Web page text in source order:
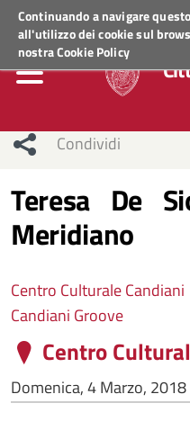
Continuando a navigare
all'utilizzo dei cookie sul
nostraCookie Policy
Regione VenetoACCEDI AI
Condividi
Teresa De
Meridiano
Centro Culturale Candiani
Candiani Groove
Centro
Domenica, 4 Marzo, 2018